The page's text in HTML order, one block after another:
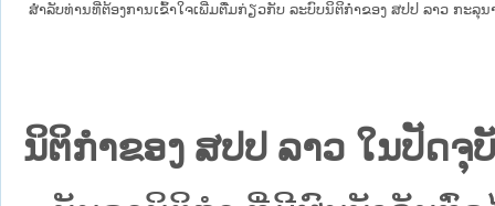
ສໍາລັບທ່ານທີ່ຕ້ອງການເຂົ້າໃຈເພີ່ມຕື່ມກ່ຽວກັບ ລະບົບນິຕິກຳຂອງ ສປປ ລາວ ກະລຸນ
ນິຕິກຳຂອງ ສປປ ລາວ ໃນປັດ